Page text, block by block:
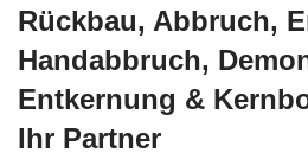
Rückbau, Abbruch,
Handabbruch,
Entkernung &
Ihr Partner